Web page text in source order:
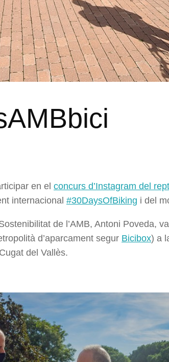
en el concurs d’Instagram del
internacional #30DaysOfBiking i del
de l’AMB, Antoni Poveda,
d’aparcament segur Bicibox) a
del Vallès.